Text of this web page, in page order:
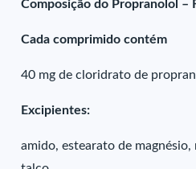
Composição do Propranolol –
Cada comprimido contém
40 mg de cloridrato de
Excipientes:
amido, estearato de